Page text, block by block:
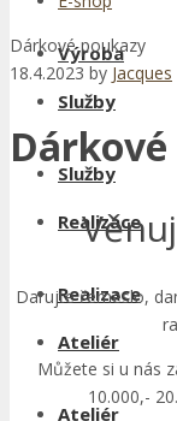
Služby
Realizace
Ateliér
Výroba
Služby
Realizace
Ateliér
Dárkové poukazy
18.4.2023 by Jacques
Darujte řemeslo,
Můžete si u nás
10.000,-